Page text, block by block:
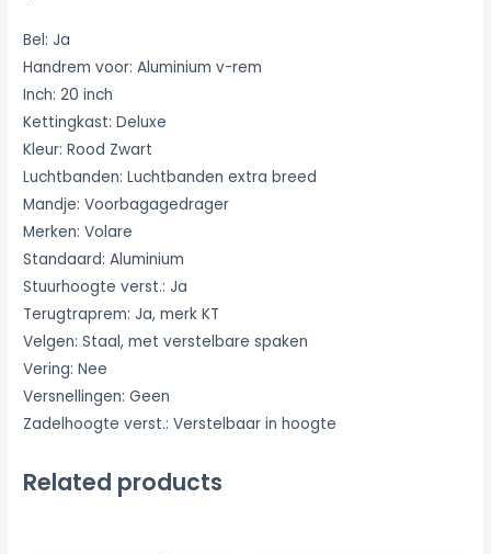
Bel: Ja
Handrem voor: Aluminium v-rem
Inch: 20 inch
Kettingkast: Deluxe
Kleur: Rood Zwart
Luchtbanden: Luchtbanden extra breed
Mandje: Voorbagagedrager
Merken: Volare
Standaard: Aluminium
Stuurhoogte verst.: Ja
Terugtraprem: Ja, merk KT
Velgen: Staal, met verstelbare spaken
Vering: Nee
Versnellingen: Geen
Zadelhoogte verst.: Verstelbaar in hoogte
Related products